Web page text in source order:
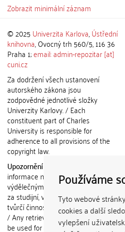
Používáme
Tyto webové
cookies a další
vylepšení
Zobrazit minimální záznam
© 2025 Univerzita Karlova,Ústřední
knihovna, Ovocný trh 560/5, 116 36
Praha 1;email: admin-repozitar [at]
cuni.cz
Za dodržení všech ustanovení
autorského zákona jsou
zodpovědné jednotlivé složky
Univerzity Karlovy. / Each
constituent part of Charles
University is responsible for
adherence to all provisions of the
copyright law.
Upozornění / Notice:
informace nemohou být použity k
výdělečným účelům nebo vydávány
za studijní, vědeckou nebo jinou
tvůrčí činnost jiné osoby než autora.
/ Any retrieved information shall not
be used for any commercial